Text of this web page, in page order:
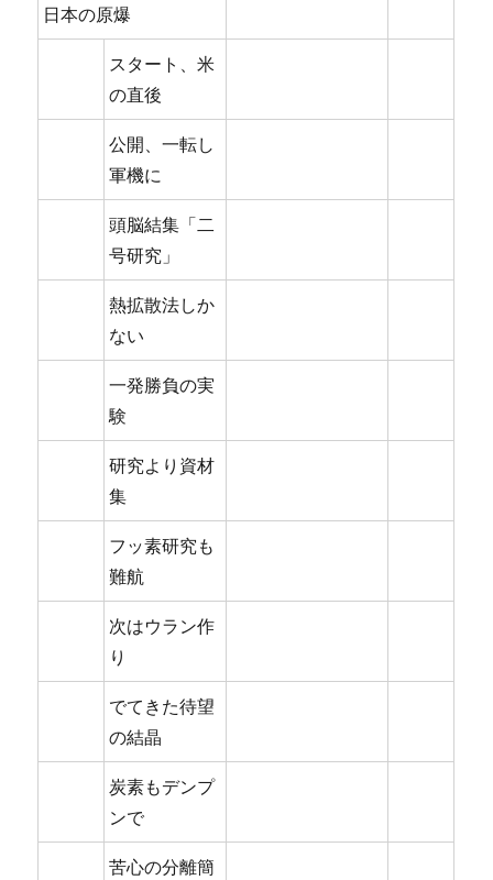
日本の原爆
スタート、米
の直後
公開、一転し
軍機に
頭脳結集「二
号研究」
熱拡散法しか
ない
一発勝負の実
験
研究より資材
集
フッ素研究も
難航
次はウラン作
り
でてきた待望
の結晶
炭素もデンプ
ンで
苦心の分離簡